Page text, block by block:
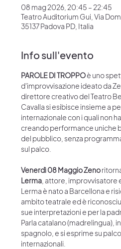
08 mag 2026, 20:45 – 22:45
Teatro Auditorium Gui, Via
35137 Padova PD, Italia
Info sull'evento
PAROLE DI TROPPO è uno
d'improvvisazione ideato da
direttore creativo del Teatro
Cavalla si esibisce insieme a
internazionale con i quali non
creando performance uniche
del pubblico, senza
sul palco.
Venerdì 08 Maggio Zeno
Lerma , attore,
Lerma è nato a Barcellona e
ambito teatrale ed è
sue interpretazioni e per la
Parla catalano (madrelingua),
spagnolo, e si esprime su
internazionali.